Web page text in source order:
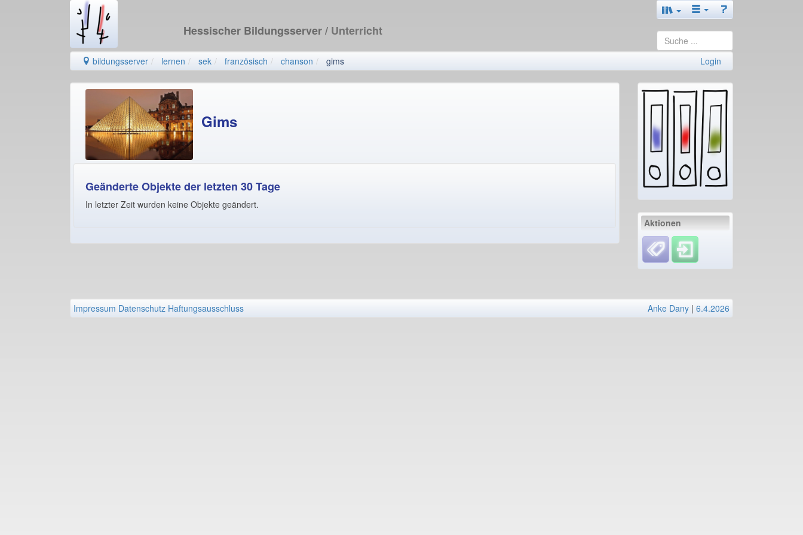
Hessischer Bildungsserver/ Unterricht
bildungsserver lernen sek französisch chanson gims Login
Gims
Geänderte Objekte der letzten 30 Tage
In letzter Zeit wurden keine Objekte geändert.
Aktionen
Impressum Datenschutz Haftungsausschluss Anke Dany | 6.4.2026